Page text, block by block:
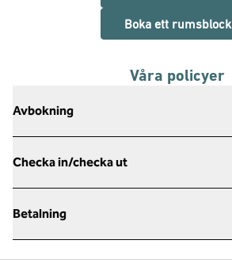
Boka ett rumsblock,
Våra policyer
Avbokning
Checka in/checka ut
Betalning